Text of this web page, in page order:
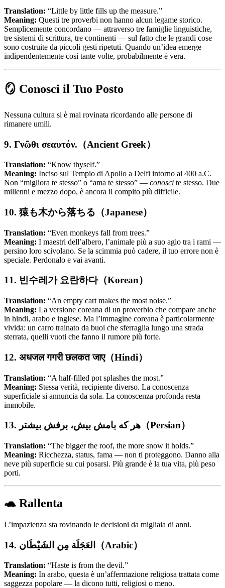
Translation: “Little by little fills up the measure.”
Meaning: Questi tre proverbi non hanno alcun legame storico.
Semplicemente concordano — attraverso tre famiglie linguistiche,
tre sistemi di scrittura, tre continenti — sul fatto che le grandi cose
sono costruite da piccoli gesti ripetuti. Quando un’idea emerge
indipendentemente così tante volte, probabilmente è vera.
🪞 Conosci il Tuo Posto
Nessuna cultura si è mai rovinata ricordando alle persone di
rimanere umili.
9. Γνῶθι σεαυτόν.（Ancient Greek）
Translation: “Know thyself.”
Meaning: Inciso sul Tempio di Apollo a Delfi intorno al 400 a.C.
Non “migliora te stesso” o “ama te stesso” — conosci te stesso. Due
millenni e mezzo dopo, è ancora il compito più difficile.
10. 猿も木から落ちる（Japanese）
Translation: “Even monkeys fall from trees.”
Meaning: I maestri dell’albero, l’animale più a suo agio tra i rami —
persino loro scivolano. Se la scimmia può cadere, il tuo errore non è
speciale. Perdonalo e vai avanti.
11. 빈수레가 요란하다（Korean）
Translation: “An empty cart makes the most noise.”
Meaning: La versione coreana di un proverbio che compare anche
in hindi, arabo e inglese. Ma l’immagine coreana è particolarmente
vivida: un carro trainato da buoi che sferraglia lungo una strada
sterrata, quelli vuoti che fanno il rumore più forte.
12. अधजल गगरी छलकत जाए（Hindi）
Translation: “A half-filled pot splashes the most.”
Meaning: Stessa verità, recipiente diverso. La conoscenza
superficiale si annuncia da sola. La conoscenza profonda resta
immobile.
13. هر که بامش بیش، برفش بیشتر（Persian）
Translation: “The bigger the roof, the more snow it holds.”
Meaning: Ricchezza, status, fama — non ti proteggono. Danno alla
neve più superficie su cui posarsi. Più grande è la tua vita, più peso
porti.
🐢 Rallenta
L’impazienza sta rovinando le decisioni da migliaia di anni.
14. العَجَلَة مِن الشَيْطَان（Arabic）
Translation: “Haste is from the devil.”
Meaning: In arabo, questa è un’affermazione religiosa trattata come
saggezza popolare — la dicono tutti, religiosi o meno.